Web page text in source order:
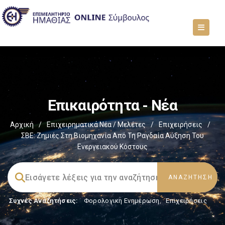
Επικαιρότητα - Νέα
Αρχική / Επιχειρηματικά Νέα / Μελέτες / Επιχειρήσεις
/
ΣΒΕ: Ζημιές Στη Βιομηχανία Από Τη Ραγδαία Αύξηση Του
Ενεργειακού Κόστους
Συχνές Αναζητήσεις: Φορολογικη Ενημέρωση, Επιχειρήσεις